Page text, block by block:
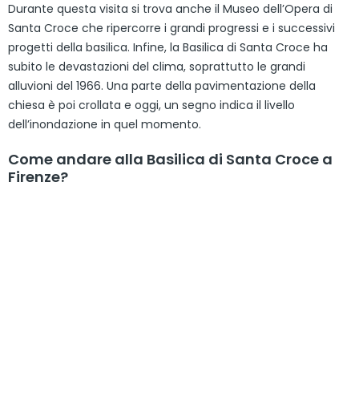
Durante questa visita si trova anche il Museo dell’Opera di
Santa Croce che ripercorre i grandi progressi e i successivi
progetti della basilica. Infine, la Basilica di Santa Croce ha
subito le devastazioni del clima, soprattutto le grandi
alluvioni del 1966. Una parte della pavimentazione della
chiesa è poi crollata e oggi, un segno indica il livello
dell’inondazione in quel momento.
Come andare alla Basilica di Santa Croce a
Firenze?